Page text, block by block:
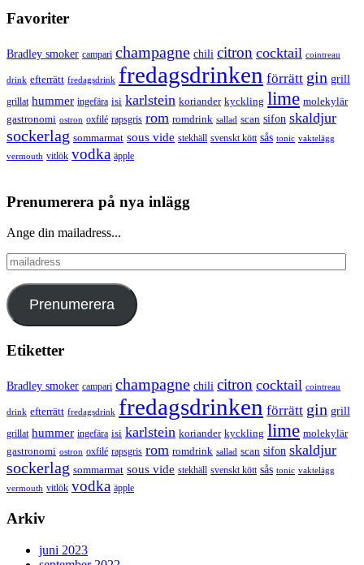
Favoriter
Bradley smoker campari champagne chili citron cocktail cointreau
drink efterrätt fredagsdrink fredagsdrinken förrätt gin grill
grillat hummer ingefära isi karlstein koriander kyckling lime molekylär
gastronomi ostron oxfilé rapsgris rom romdrink sallad scan sifon skaldjur
sockerlag sommarmat sous vide stekhäll svenskt kött sås tonic vaktelägg
vermouth vitlök vodka äpple
Prenumerera på nya inlägg
Ange din mailadress...
mailadress
Prenumerera
Etiketter
Bradley smoker campari champagne chili citron cocktail cointreau
drink efterrätt fredagsdrink fredagsdrinken förrätt gin grill
grillat hummer ingefära isi karlstein koriander kyckling lime molekylär
gastronomi ostron oxfilé rapsgris rom romdrink sallad scan sifon skaldjur
sockerlag sommarmat sous vide stekhäll svenskt kött sås tonic vaktelägg
vermouth vitlök vodka äpple
Arkiv
juni 2023